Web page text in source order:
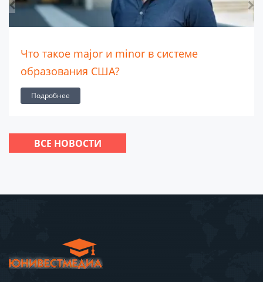
Что такое major и minor в системе
образования США?
Подробнее
ВСЕ НОВОСТИ